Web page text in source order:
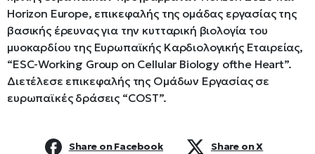
Horizon Europe, επικεφαλής της ομάδας εργασίας της
βασικής έρευνας για την κυτταρική βιολογία του
μυοκαρδίου της Ευρωπαϊκής Καρδιολογικής Εταιρείας,
“ESC-Working Group on Cellular Biology ofthe Heart”.
Διετέλεσε επικεφαλής της Ομάδων Εργασίας σε
ευρωπαϊκές δράσεις “COST”.
Share on Facebook Share on X